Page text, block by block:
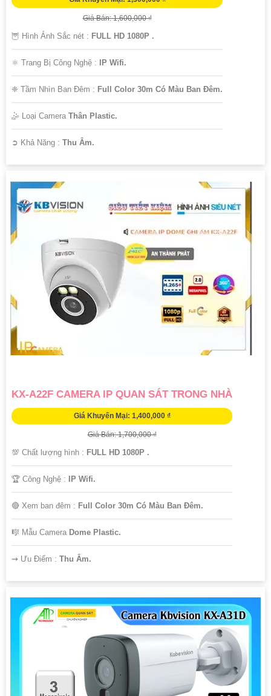
Giá Bán: 1,600,000 ₫
🦉 Hình Ảnh Sắc nét : FULL HD 1080P .
⚛️ Trang Bị Công Nghệ : IP Wifi.
❈ Tầm Nhìn Ban Đêm : Full Color 30m Có Màu Ban Ðêm.
🤹 Loại Camera Thân Plastic.
️➲ Khả Năng : Thu Âm.
KX-A22F CAMERA IP QUAN SÁT TRONG NHÀ
Giá Khuyến Mại: 1,400,000 ₫
Giá Bán: 1,700,000 ₫
💯 Chất lượng hình : FULL HD 1080P .
🏆 Công Nghệ : IP Wifi.
🔴 Xem ban đêm : Full Color 30m Có Màu Ban Ðêm.
🎼️ Mẫu Camera Dome Plastic.
️⇝ Ưu Điểm : Thu Âm.